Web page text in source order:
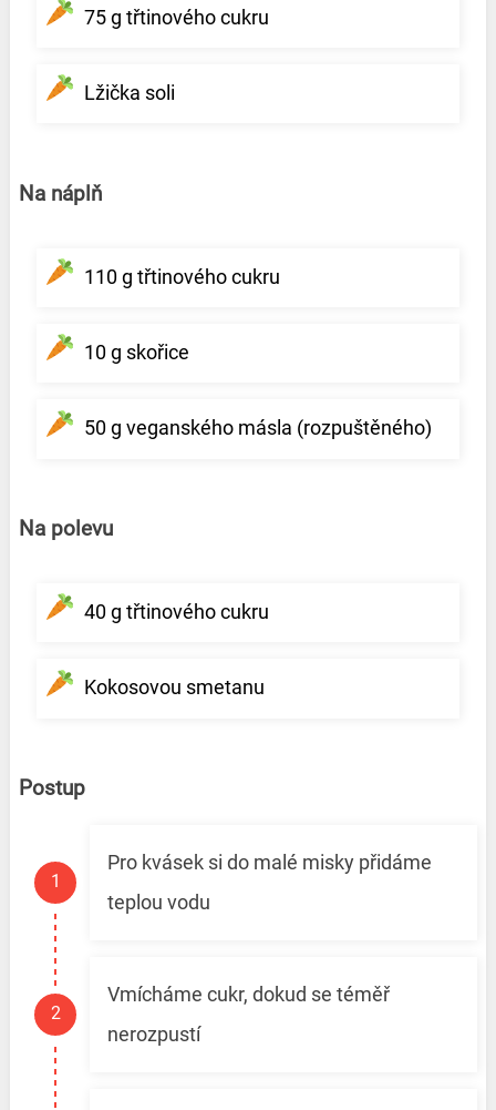
75 g třtinového cukru
Lžička soli
Na náplň
110 g třtinového cukru
10 g skořice
50 g veganského másla (rozpuštěného)
Na polevu
40 g třtinového cukru
Kokosovou smetanu
Postup
Pro kvásek si do malé misky přidáme
teplou vodu
Vmícháme cukr, dokud se téměř
nerozpustí